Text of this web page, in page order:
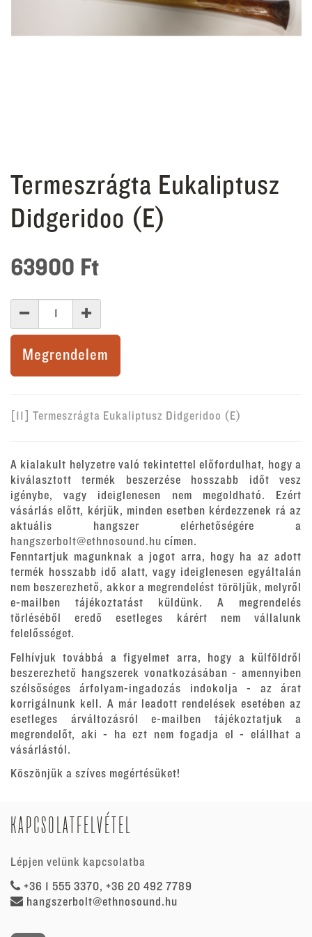
Termeszrágta Eukaliptusz
Didgeridoo (E)
63900 Ft
Megrendelem
[11] Termeszrágta Eukaliptusz Didgeridoo (E)
A kialakult helyzetre való tekintettel előfordulhat, hogy a
kiválasztott termék beszerzése hosszabb időt vesz
igénybe, vagy ideiglenesen nem megoldható. Ezért
vásárlás előtt, kérjük, minden esetben kérdezzenek rá az
aktuális hangszer elérhetőségére a
hangszerbolt@ethnosound.hu címen.
Fenntartjuk magunknak a jogot arra, hogy ha az adott
termék hosszabb idő alatt, vagy ideiglenesen egyáltalán
nem beszerezhető, akkor a megrendelést töröljük, melyről
e-mailben tájékoztatást küldünk. A megrendelés
törléséből eredő esetleges kárért nem vállalunk
felelősséget.
Felhívjuk továbbá a figyelmet arra, hogy a külföldről
beszerezhető hangszerek vonatkozásában - amennyiben
szélsőséges árfolyam-ingadozás indokolja - az árat
korrigálnunk kell. A már leadott rendelések esetében az
esetleges árváltozásról e-mailben tájékoztatjuk a
megrendelőt, aki - ha ezt nem fogadja el - elállhat a
vásárlástól.
Köszönjük a szíves megértésüket!
KAPCSOLATFELVÉTEL
Lépjen velünk kapcsolatba
+36 1 555 3370, +36 20 492 7789
hangszerbolt@ethnosound.hu